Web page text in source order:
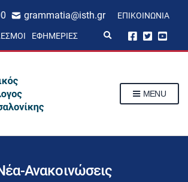
grammatia@isth.gr ΕΠΙΚΟΙΝΩΝΊΑ
ΕΦΗΜΕΡΊΕΣ
p
m
MENU
Ανακοινώσεις